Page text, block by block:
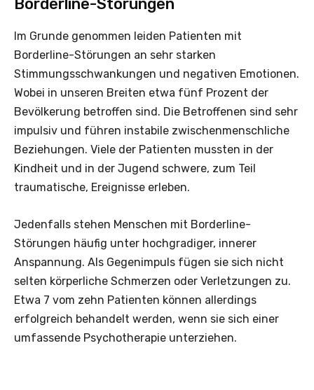
Borderline-Störungen
Im Grunde genommen leiden Patienten mit
Borderline-Störungen an sehr starken
Stimmungsschwankungen und negativen Emotionen.
Wobei in unseren Breiten etwa fünf Prozent der
Bevölkerung betroffen sind. Die Betroffenen sind sehr
impulsiv und führen instabile zwischenmenschliche
Beziehungen. Viele der Patienten mussten in der
Kindheit und in der Jugend schwere, zum Teil
traumatische, Ereignisse erleben.
Jedenfalls stehen Menschen mit Borderline-
Störungen häufig unter hochgradiger, innerer
Anspannung. Als Gegenimpuls fügen sie sich nicht
selten körperliche Schmerzen oder Verletzungen zu.
Etwa 7 vom zehn Patienten können allerdings
erfolgreich behandelt werden, wenn sie sich einer
umfassende Psychotherapie unterziehen.